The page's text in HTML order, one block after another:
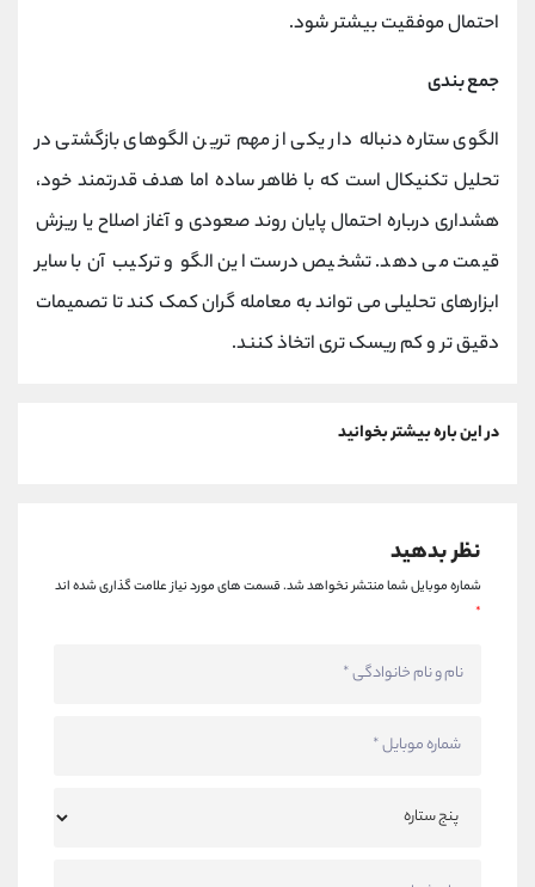
احتمال موفقیت بیشتر شود.
جمع بندی
الگوی ستاره دنباله‌ دار یکی از مهم‌ ترین الگوهای بازگشتی در
تحلیل تکنیکال است که با ظاهر ساده اما هدف قدرتمند خود،
هشداری درباره احتمال پایان روند صعودی و آغاز اصلاح یا ریزش
قیمت می‌ دهد. تشخیص درست این الگو و ترکیب آن با سایر
ابزارهای تحلیلی می‌ تواند به معامله‌ گران کمک کند تا تصمیمات
دقیق‌ تر و کم‌ ریسک‌ تری اتخاذ کنند.
در این باره بیشتر بخوانید
نظر بدهید
شماره موبایل شما منتشر نخواهد شد.قسمت های مورد نیاز علامت گذاری شده اند
*